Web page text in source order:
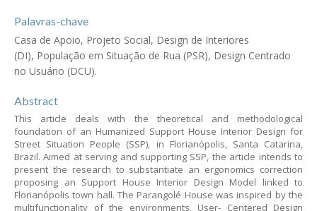
Palavras-chave
Casa de Apoio, Projeto Social, Design de Interiores
(DI), População em Situação de Rua (PSR), Design Centrado
no Usuário (DCU).
Abstract
This article deals with the theoretical and methodological
foundation of an Humanized Support House Interior Design for
Street Situation People (SSP), in Florianópolis, Santa Catarina,
Brazil. Aimed at serving and supporting SSP, the article intends to
present the research to substantiate an ergonomics correction
proposing an Support House Interior Design Model linked to
Florianópolis town hall. The Parangolé House was inspired by the
multifunctionality of the environments, User- Centered Design